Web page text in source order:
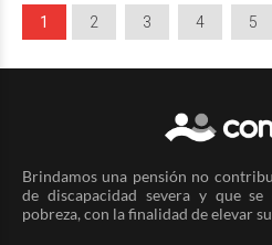
1 2 3 4 5
Brindamos una pensión no
de discapacidad severa y que
pobreza, con la finalidad de elevar